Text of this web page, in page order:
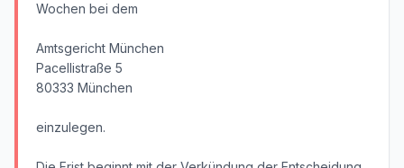
Wochen bei dem
Amtsgericht München
Pacellistraße 5
80333 München
einzulegen.